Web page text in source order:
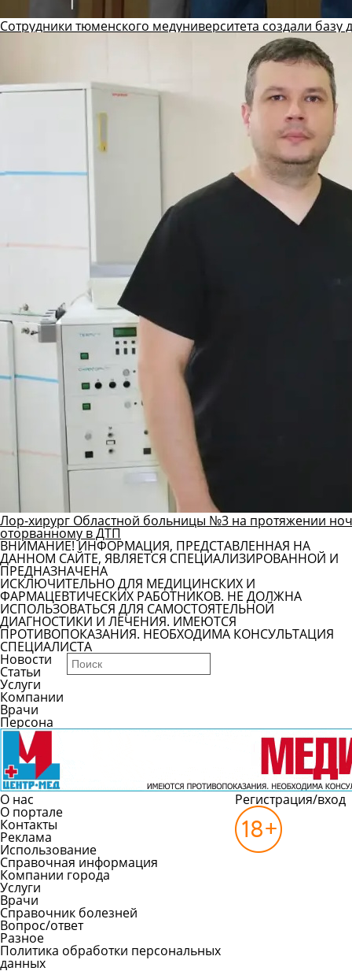
Сотрудники тюменского медуниверситета создали
Лор-хирург Областной больницы №3 на протяжении
оторванному в ДТП
ВНИМАНИЕ! ИНФОРМАЦИЯ, ПРЕДСТАВЛЕННАЯ НА
ДАННОМ САЙТЕ, ЯВЛЯЕТСЯ СПЕЦИАЛИЗИРОВАННОЙ И
ПРЕДНАЗНАЧЕНА
ИСКЛЮЧИТЕЛЬНО ДЛЯ МЕДИЦИНСКИХ И
ФАРМАЦЕВТИЧЕСКИХ РАБОТНИКОВ. НЕ ДОЛЖНА
ИСПОЛЬЗОВАТЬСЯ ДЛЯ САМОСТОЯТЕЛЬНОЙ
ДИАГНОСТИКИ И ЛЕЧЕНИЯ. ИМЕЮТСЯ
ПРОТИВОПОКАЗАНИЯ. НЕОБХОДИМА КОНСУЛЬТАЦИЯ
СПЕЦИАЛИСТА
Новости
Статьи
Услуги
Компании
Врачи
Персона
О нас
О портале
Контакты
Реклама
Использование
Справочная информация
Компании города
Услуги
Врачи
Справочник болезней
Вопрос/ответ
Разное
Политика обработки персональных
данных
Регистрация/вход